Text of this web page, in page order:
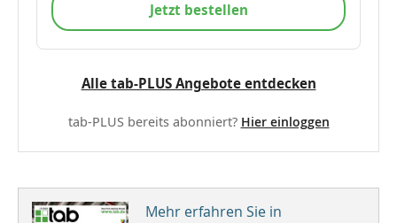
Jetzt bestellen
Alle tab-PLUS Angebote entdecken
tab-PLUS bereits abonniert? Hier einloggen
Mehr erfahren Sie in